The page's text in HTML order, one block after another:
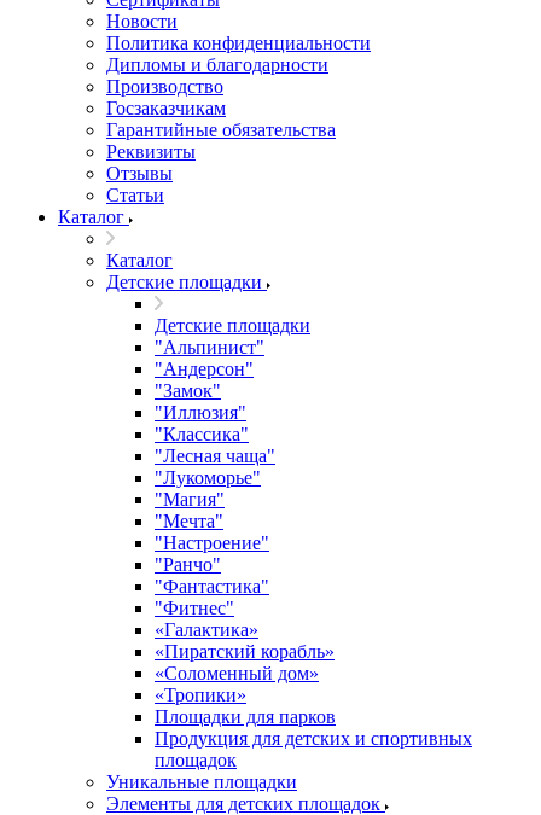
Новости
Политика конфиденциальности
Дипломы и благодарности
Производство
Госзаказчикам
Гарантийные обязательства
Реквизиты
Отзывы
Статьи
Каталог
Каталог
Детские площадки
Детские площадки
"Альпинист"
"Андерсон"
"Замок"
"Иллюзия"
"Классика"
"Лесная чаща"
"Лукоморье"
"Магия"
"Мечта"
"Настроение"
"Ранчо"
"Фантастика"
"Фитнес"
«Галактика»
«Пиратский корабль»
«Соломенный дом»
«Тропики»
Площадки для парков
Продукция для детских и спортивных
площадок
Уникальные площадки
Элементы для детских площадок